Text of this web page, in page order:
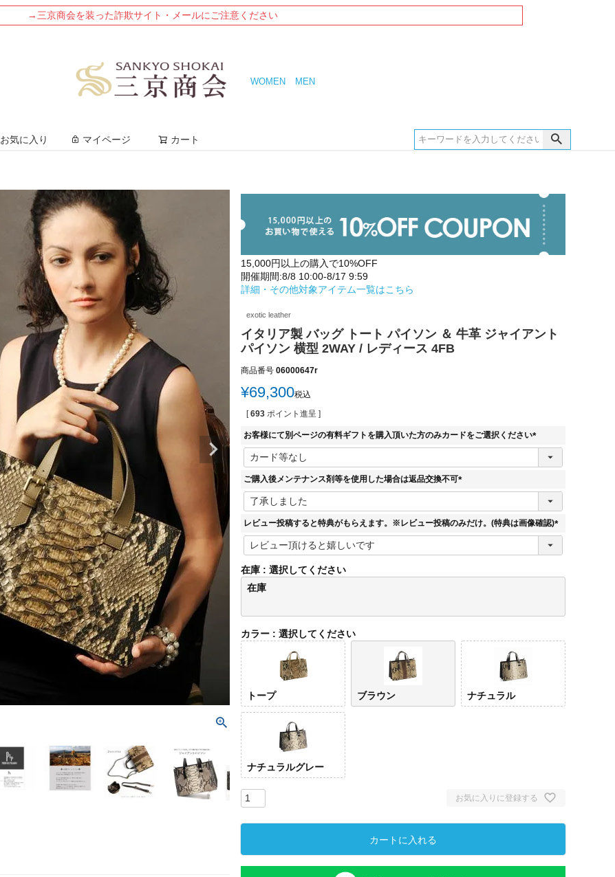
→三京商会を装った詐欺サイト・メールにご注意ください
WOMEN MEN
お気に入り マイページ カート
15,000円以上の購入で10%OFF
開催期間:8/8 10:00-8/17 9:59
詳細・その他対象アイテム一覧はこちら
exotic leather
イタリア製 バッグ トート パイソン ＆ 牛革 ジャイアント
パイソン 横型 2WAY / レディース 4FB
商品番号 06000647r
¥69,300税込
[ 693 ポイント進呈 ]
お客様にて別ページの有料ギフトを購入頂いた方のみカードをご選択ください
(
ご購入後メンテナンス剤等を使用した場合は返品交換不可
(
須
レビュー投稿すると特典がもらえます。※レビュー投稿のみだけ。(特典は画像確認)
(
)
在庫
選択してください
在庫
カラー 選択してください
トープ ブラウン ナチュラル
ナチュラルグレー
お気に入りに登録する
カートに入れる